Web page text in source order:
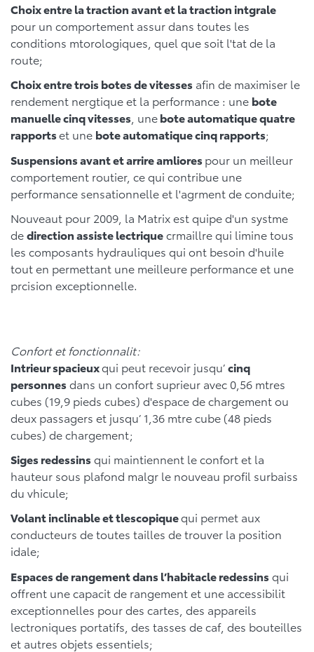
Choix entre la traction avant et la traction intgrale
pour un comportement assur dans toutes les
conditions mtorologiques, quel que soit l'tat de la
route;
Choix entre trois botes de vitesses afin de maximiser le
rendement nergtique et la performance : une bote
manuelle cinq vitesses , unebote automatique quatre
rapportset une bote automatique cinq rapports;
Suspensions avant et arrire amliorespour un meilleur
comportement routier, ce qui contribue une
performance sensationnelle et l'agrment de conduite;
Nouveaut pour 2009, la Matrix est quipe d'un systme
dedirection assiste lectriquecrmaillre qui limine tous
les composants hydrauliques qui ont besoin d'huile
tout en permettant une meilleure performance et une
prcision exceptionnelle.
Confort et fonctionnalit:
Intrieur spacieuxqui peut recevoir jusqu’cinq
personnesdans un confort suprieur avec 0,56 mtres
cubes (19,9 pieds cubes) d'espace de chargement ou
deux passagers et jusqu’ 1,36 mtre cube (48 pieds
cubes) de chargement;
Siges redessinsqui maintiennent le confort et la
hauteur sous plafond malgr le nouveau profil surbaiss
du vhicule;
Volant inclinable et tlescopiquequi permet aux
conducteurs de toutes tailles de trouver la position
idale;
Espaces de rangement dans l’habitacle redessinsqui
offrent une capacit de rangement et une accessibilit
exceptionnelles pour des cartes, des appareils
lectroniques portatifs, des tasses de caf, des bouteilles
et autres objets essentiels;